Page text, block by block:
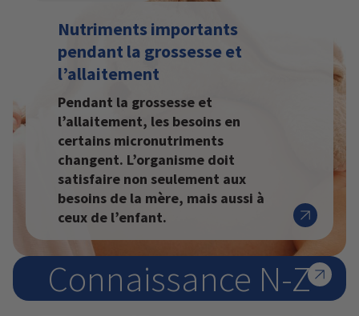
Nutriments importants
pendant la grossesse et
l’allaitement
Pendant la grossesse et
l’allaitement, les besoins en
certains micronutriments
changent. L’organisme doit
satisfaire non seulement aux
besoins de la mère, mais aussi à
ceux de l’enfant.
Connaissance N-Z